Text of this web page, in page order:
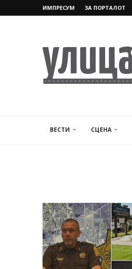
ИМПРЕСУМ ЗА ПОРТАЛОТ
ВЕСТИ СЦЕНА